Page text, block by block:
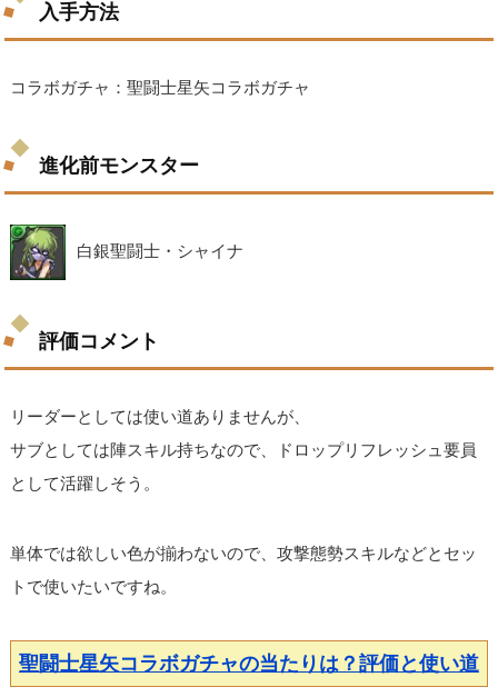
入手方法
コラボガチャ：聖闘士星矢コラボガチャ
進化前モンスター
白銀聖闘士・シャイナ
評価コメント
リーダーとしては使い道ありませんが、
サブとしては陣スキル持ちなので、ドロップリフレッシュ要員
として活躍しそう。
単体では欲しい色が揃わないので、攻撃態勢スキルなどとセッ
トで使いたいですね。
聖闘士星矢コラボガチャの当たりは？評価と使い道